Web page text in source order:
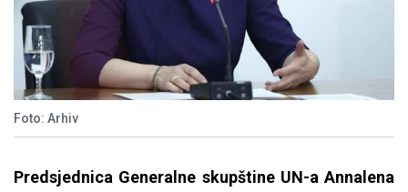
Foto: Arhiv
Predsjednica Generalne skupštine UN-a Annalena